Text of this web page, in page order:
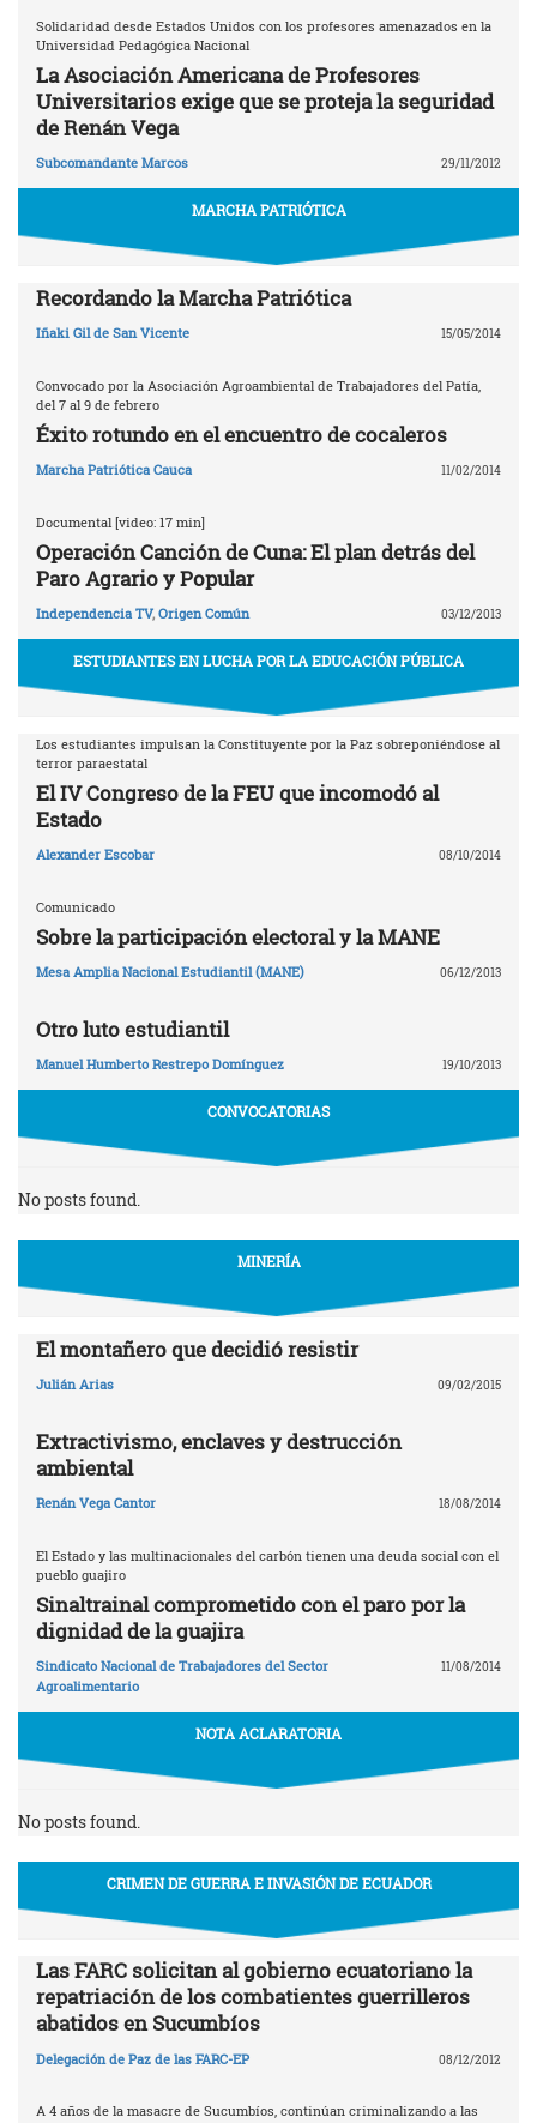
Solidaridad desde Estados Unidos con los profesores amenazados en la
Universidad Pedagógica Nacional
La Asociación Americana de Profesores
Universitarios exige que se proteja la seguridad
de Renán Vega
Subcomandante Marcos 29/11/2012
MARCHA PATRIÓTICA
Recordando la Marcha Patriótica
Iñaki Gil de San Vicente 15/05/2014
Convocado por la Asociación Agroambiental de Trabajadores del Patía,
del 7 al 9 de febrero
Éxito rotundo en el encuentro de cocaleros
Marcha Patriótica Cauca 11/02/2014
Documental [video: 17 min]
Operación Canción de Cuna: El plan detrás del
Paro Agrario y Popular
Independencia TV, Origen Común 03/12/2013
ESTUDIANTES EN LUCHA POR LA EDUCACIÓN PÚBLICA
Los estudiantes impulsan la Constituyente por la Paz sobreponiéndose al
terror paraestatal
El IV Congreso de la FEU que incomodó al
Estado
Alexander Escobar 08/10/2014
Comunicado
Sobre la participación electoral y la MANE
Mesa Amplia Nacional Estudiantil (MANE) 06/12/2013
Otro luto estudiantil
Manuel Humberto Restrepo Domínguez 19/10/2013
CONVOCATORIAS
No posts found.
MINERÍA
El montañero que decidió resistir
Julián Arias 09/02/2015
Extractivismo, enclaves y destrucción
ambiental
Renán Vega Cantor 18/08/2014
El Estado y las multinacionales del carbón tienen una deuda social con el
pueblo guajiro
Sinaltrainal comprometido con el paro por la
dignidad de la guajira
Sindicato Nacional de Trabajadores del Sector
Agroalimentario
11/08/2014
NOTA ACLARATORIA
No posts found.
CRIMEN DE GUERRA E INVASIÓN DE ECUADOR
Las FARC solicitan al gobierno ecuatoriano la
repatriación de los combatientes guerrilleros
abatidos en Sucumbíos
Delegación de Paz de las FARC-EP 08/12/2012
A 4 años de la masacre de Sucumbíos, continúan criminalizando a las